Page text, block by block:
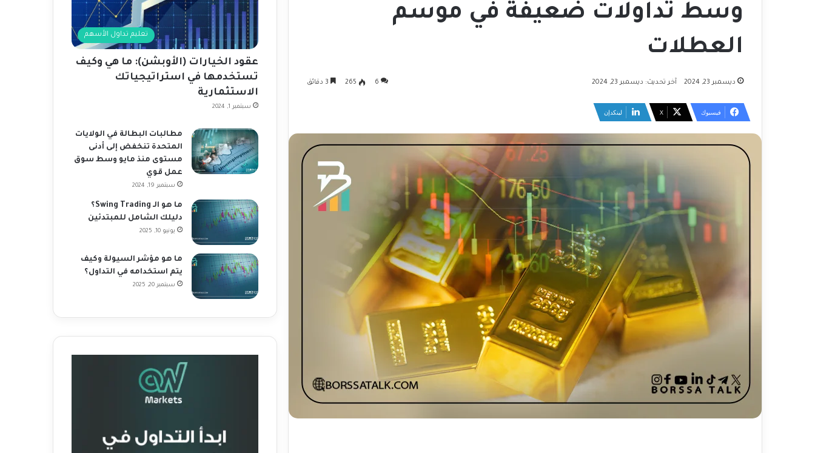
وسط تداولات ضعيفة في موسم
العطلات
ديسمبر 23, 2024 آخر تحديث: ديسمبر 23, 2024 6
265
فيسبوك ‫X لينكدإن
تعليم تداول الأسهم
عقود الخيارات (الأوبشن): ما هي وكيف
تستخدمها في استراتيجياتك
الاستثمارية
سبتمبر 1, 2024
مطالبات البطالة في الولايات
المتحدة تنخفض إلى أدنى
مستوى منذ مايو وسط سوق
عمل قوي
سبتمبر 19, 2024
ما هو الـ Swing Trading؟
دليلك الشامل للمبتدئين
يونيو 10, 2025
ما هو مؤشر السيولة وكيف
يتم استخدامه في التداول؟
سبتمبر 20, 2025